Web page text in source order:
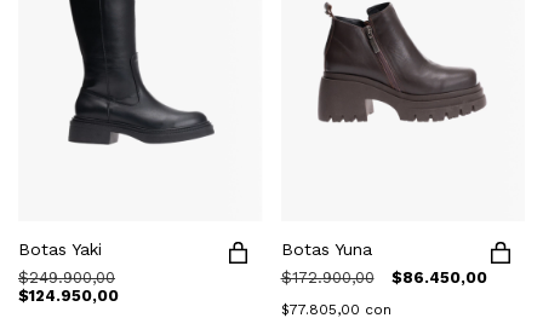
Botas Yaki
$249.900,00
$124.950,00
Botas Yuna
$172.900,00 $86.450,00
$77.805,00 con